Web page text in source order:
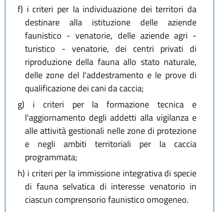
f) i criteri per la individuazione dei territori da
destinare alla istituzione delle aziende
faunistico - venatorie, delle aziende agri -
turistico - venatorie, dei centri privati di
riproduzione della fauna allo stato naturale,
delle zone del l'addestramento e le prove di
qualificazione dei cani da caccia;
g) i criteri per la formazione tecnica e
l'aggiornamento degli addetti alla vigilanza e
alle attività gestionali nelle zone di protezione
e negli ambiti territoriali per la caccia
programmata;
h) i criteri per la immissione integrativa di specie
di fauna selvatica di interesse venatorio in
ciascun comprensorio faunistico omogeneo.